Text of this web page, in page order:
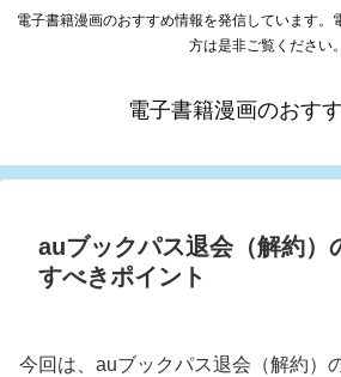
電子書籍漫画のおすすめ情報を発信しています。
方は是非ご覧ください。
電子書籍漫画のおす
auブックパス退会（解約）
すべきポイント
今回は、auブックパス退会（解約）